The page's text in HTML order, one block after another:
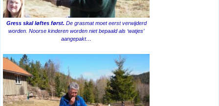
Gress skal løftes først. De grasmat moet eerst verwijderd
worden. Noorse kinderen worden niet bepaald als ‘watjes’
aangepakt…